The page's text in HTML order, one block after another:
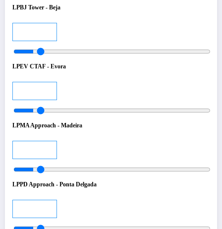
LPBJ Tower - Beja
LPEV CTAF - Evora
LPMA Approach - Madeira
LPPD Approach - Ponta Delgada